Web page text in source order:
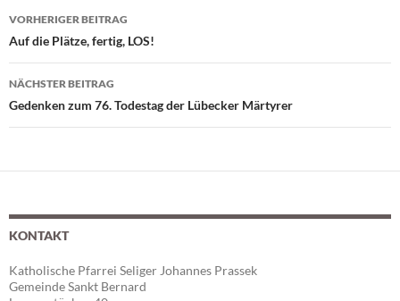
Beitragsnavigation
VORHERIGER BEITRAG
Auf die Plätze, fertig, LOS!
NÄCHSTER BEITRAG
Gedenken zum 76. Todestag der Lübecker Märtyrer
KONTAKT
Katholische Pfarrei Seliger Johannes Prassek
Gemeinde Sankt Bernard